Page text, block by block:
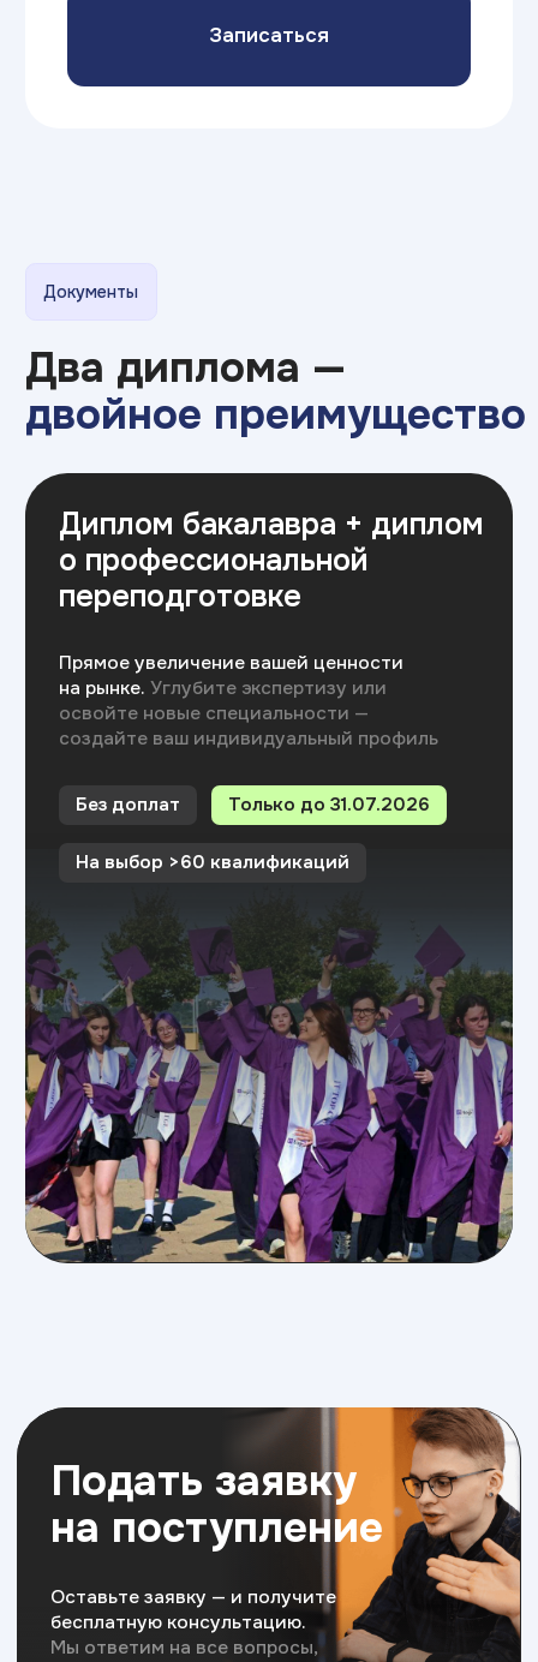
© 2026. Все права защищены
г. Иркутск, ул. Ленина, д. 6
Дизайн
Блог
Прикладная информатика
Министерство науки
Министерство Резидент
Skolkovo
Эффективное Бренд года
Свяжитесь с нами
Приемная комиссия:
+7 (395) 248-20-12
irk@top-academy.ru
с 10:00 до 19:00 ежедневно
Разработка сайта
Сведения об образовательной организации
Информационных Технологий “Академия